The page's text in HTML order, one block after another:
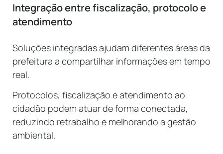
Integração entre fiscalização, protocolo e
atendimento
Soluções integradas ajudam diferentes áreas da
prefeitura a compartilhar informações em tempo
real.
Protocolos, fiscalização e atendimento ao
cidadão podem atuar de forma conectada,
reduzindo retrabalho e melhorando a gestão
ambiental.